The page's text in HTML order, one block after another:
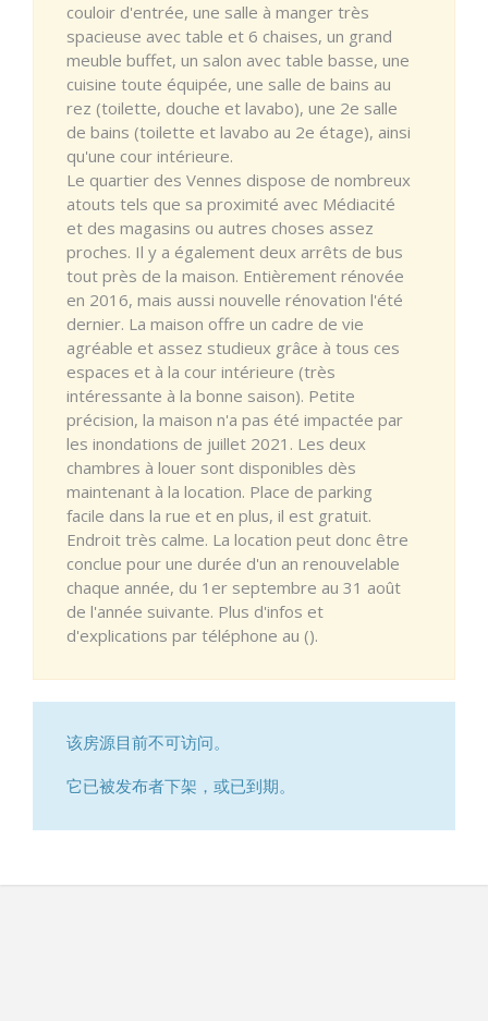
couloir d'entrée, une salle à manger très
spacieuse avec table et 6 chaises, un grand
meuble buffet, un salon avec table basse, une
cuisine toute équipée, une salle de bains au
rez (toilette, douche et lavabo), une 2e salle
de bains (toilette et lavabo au 2e étage), ainsi
qu'une cour intérieure.
Le quartier des Vennes dispose de nombreux
atouts tels que sa proximité avec Médiacité
et des magasins ou autres choses assez
proches. Il y a également deux arrêts de bus
tout près de la maison. Entièrement rénovée
en 2016, mais aussi nouvelle rénovation l'été
dernier. La maison offre un cadre de vie
agréable et assez studieux grâce à tous ces
espaces et à la cour intérieure (très
intéressante à la bonne saison). Petite
précision, la maison n'a pas été impactée par
les inondations de juillet 2021. Les deux
chambres à louer sont disponibles dès
maintenant à la location. Place de parking
facile dans la rue et en plus, il est gratuit.
Endroit très calme. La location peut donc être
conclue pour une durée d'un an renouvelable
chaque année, du 1er septembre au 31 août
de l'année suivante. Plus d'infos et
d'explications par téléphone au ().
该房源目前不可访问。
它已被发布者下架，或已到期。